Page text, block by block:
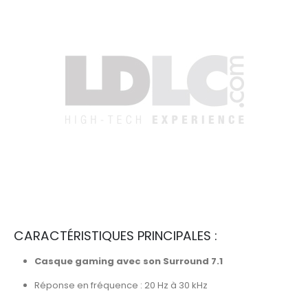
CARACTÉRISTIQUES PRINCIPALES :
Casque gaming avec son Surround 7.1
Réponse en fréquence : 20 Hz à 30 kHz